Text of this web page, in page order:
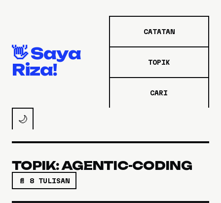
👋 Saya
Riza!
CATATAN
TOPIK
CARI
🌙
TOPIK: AGENTIC-CODING
📄 8 TULISAN